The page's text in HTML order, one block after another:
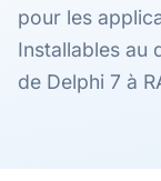
pour les
Installables au
de Delphi 7 à